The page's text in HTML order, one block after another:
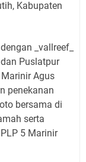
Kabupaten
_vallreef_
Puslatpur
Agus
penekanan
bersama di
serta
5 Marinir